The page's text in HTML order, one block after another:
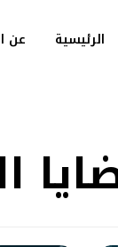
الرئيسية عن